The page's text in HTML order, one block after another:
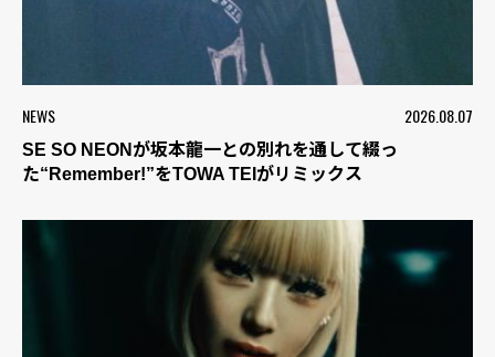
NEWS 2026.08.07
SE SO NEONが坂本龍一との別れを通して綴っ
た“Remember!”をTOWA TEIがリミックス